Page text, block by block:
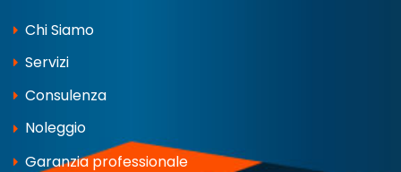
Chi Siamo
Servizi
Consulenza
Noleggio
Garanzia professionale